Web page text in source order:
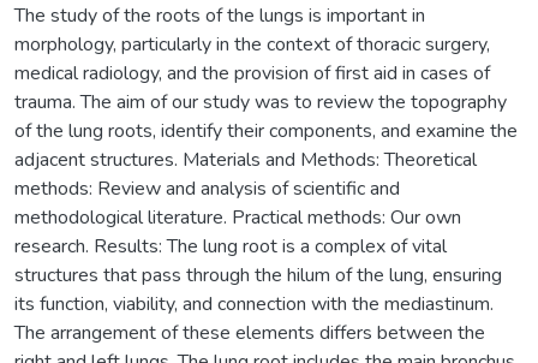
The study of the roots of the lungs is important in
morphology, particularly in the context of thoracic surgery,
medical radiology, and the provision of first aid in cases of
trauma. The aim of our study was to review the topography
of the lung roots, identify their components, and examine the
adjacent structures. Materials and Methods: Theoretical
methods: Review and analysis of scientific and
methodological literature. Practical methods: Our own
research. Results: The lung root is a complex of vital
structures that pass through the hilum of the lung, ensuring
its function, viability, and connection with the mediastinum.
The arrangement of these elements differs between the